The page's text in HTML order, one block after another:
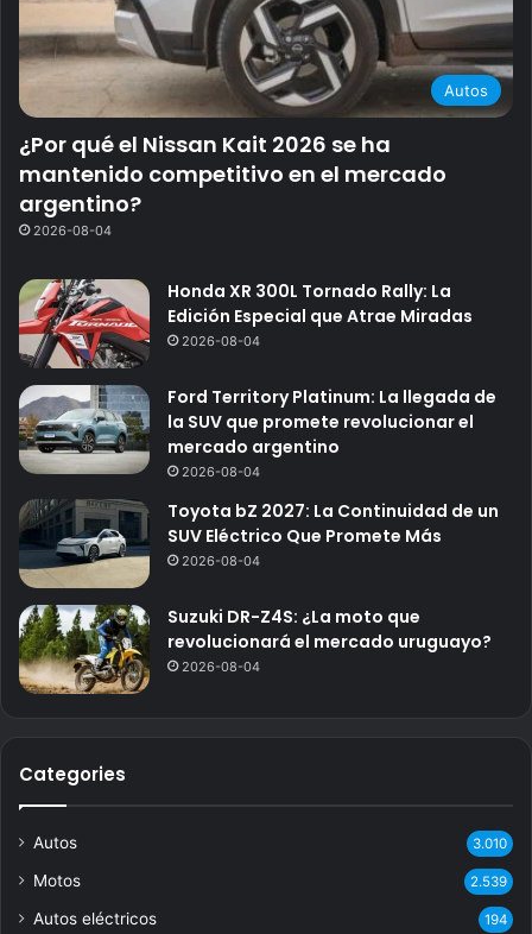
Autos
¿Por qué el Nissan Kait 2026 se ha
mantenido competitivo en el mercado
argentino?
2026-08-04
Honda XR 300L Tornado Rally: La
Edición Especial que Atrae Miradas
2026-08-04
Ford Territory Platinum: La llegada de
la SUV que promete revolucionar el
mercado argentino
2026-08-04
Toyota bZ 2027: La Continuidad de un
SUV Eléctrico Que Promete Más
2026-08-04
Suzuki DR-Z4S: ¿La moto que
revolucionará el mercado uruguayo?
2026-08-04
Categories
Autos 3.010
Motos 2.539
Autos eléctricos 194